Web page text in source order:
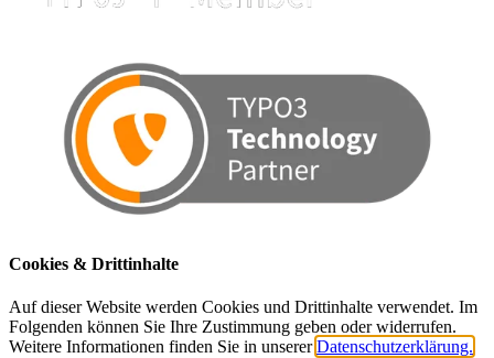
Cookies & Drittinhalte
Auf dieser Website werden Cookies und Drittinhalte verwendet. Im
Folgenden können Sie Ihre Zustimmung geben oder widerrufen.
Weitere Informationen finden Sie in unsererDatenschutzerklärung.